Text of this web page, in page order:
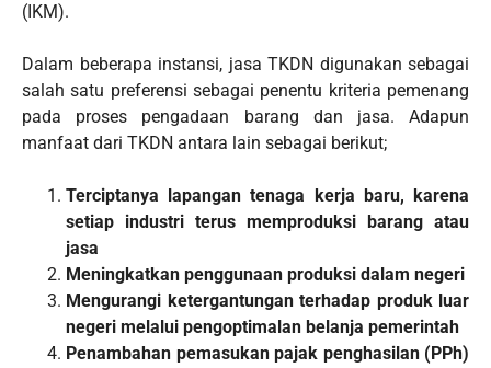
(IKM).
Dalam beberapa instansi, jasa TKDN digunakan sebagai
salah satu preferensi sebagai penentu kriteria pemenang
pada proses pengadaan barang dan jasa. Adapun
manfaat dari TKDN antara lain sebagai berikut;
Terciptanya lapangan tenaga kerja baru, karena
setiap industri terus memproduksi barang atau
jasa
Meningkatkan penggunaan produksi dalam negeri
Mengurangi ketergantungan terhadap produk luar
negeri melalui pengoptimalan belanja pemerintah
Penambahan pemasukan pajak penghasilan (PPh)